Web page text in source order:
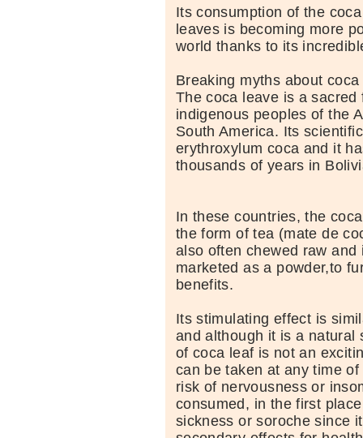
Its consumption of the
leaves is becoming more
world thanks to its
Breaking myths about
The coca leave is a sacred
indigenous peoples of the
South America. Its
erythroxylum coca and it
thousands of years in
In these countries, the
the form of tea (mate de
also often chewed raw and
marketed as a powder,to
benefits.
Its stimulating effect is
and although it is a natural
of coca leaf is not an
can be taken at any time
risk of nervousness or
consumed, in the first
sickness or soroche since